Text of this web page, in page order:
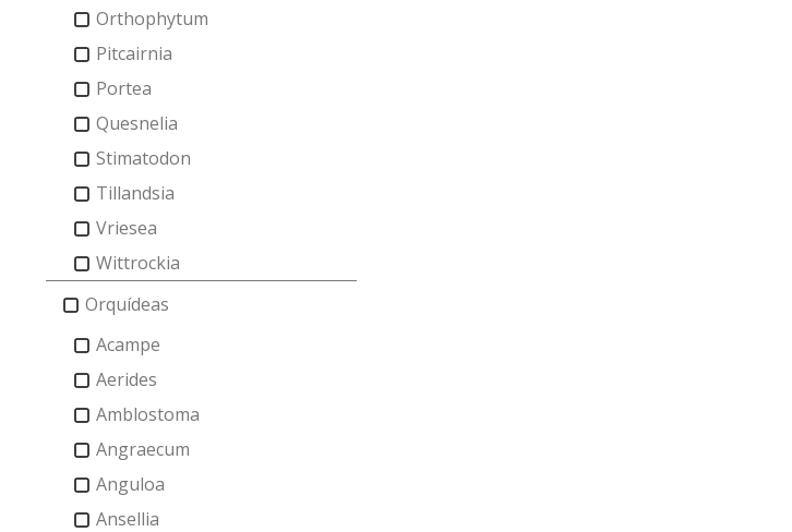
Orthophytum
Pitcairnia
Portea
Quesnelia
Stimatodon
Tillandsia
Vriesea
Wittrockia
Orquídeas
Acampe
Aerides
Amblostoma
Angraecum
Anguloa
Ansellia